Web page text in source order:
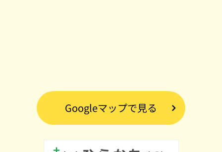
Googleマップで見る